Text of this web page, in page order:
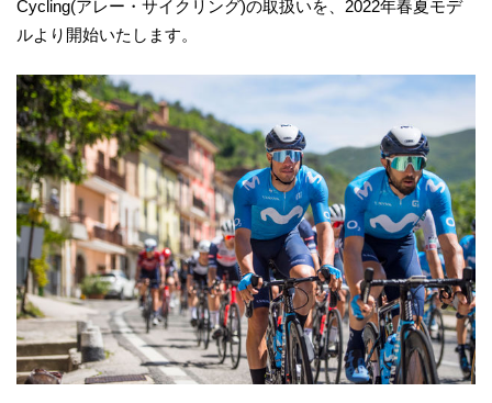
Cycling(アレー・サイクリング)の取扱いを、2022年春夏モデ
ルより開始いたします。